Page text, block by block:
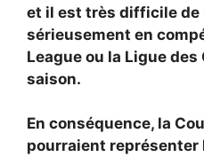
et il est très difficile de
sérieusement en
League ou la Ligue
saison.
En conséquence, la
pourraient représenter